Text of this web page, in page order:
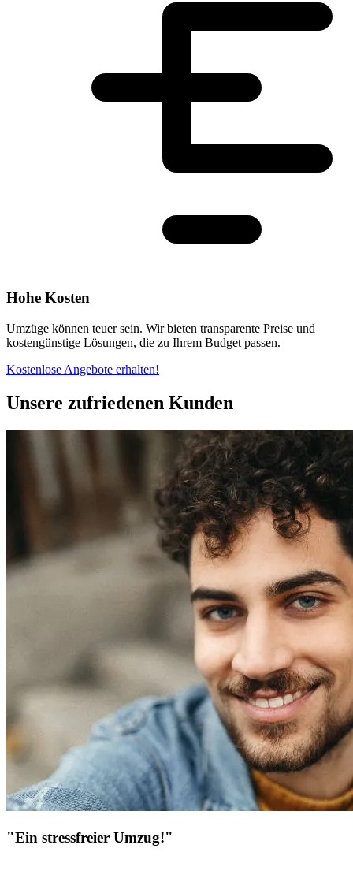
Hohe Kosten
Umzüge können teuer sein. Wir bieten transparente Preise und
kostengünstige Lösungen, die zu Ihrem Budget passen.
Kostenlose Angebote erhalten!
Unsere zufriedenen Kunden
"Ein stressfreier Umzug!"